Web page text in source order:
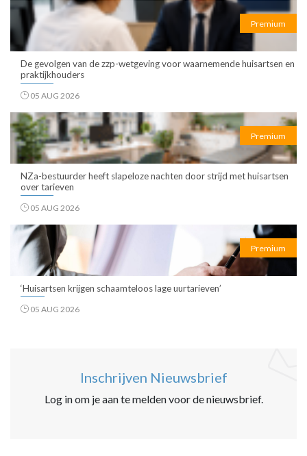
Premium
De gevolgen van de zzp-wetgeving voor waarnemende huisartsen en
praktijkhouders
05 AUG 2026
Premium
NZa-bestuurder heeft slapeloze nachten door strijd met huisartsen
over tarieven
05 AUG 2026
Premium
‘Huisartsen krijgen schaamteloos lage uurtarieven’
05 AUG 2026
Inschrijven Nieuwsbrief
Log in om je aan te melden voor de nieuwsbrief.